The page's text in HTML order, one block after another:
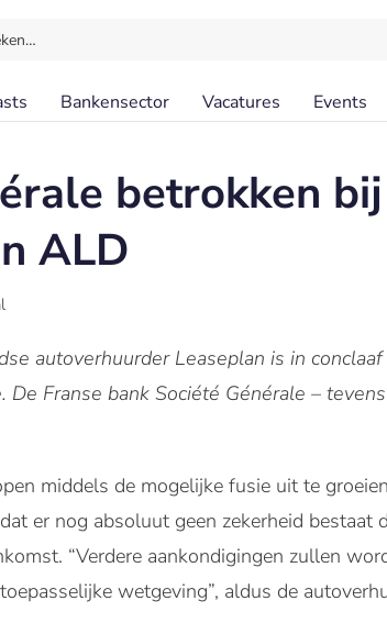
Bankensector Vacatures Events
betrokken
ALD
autoverhuurder Leaseplan is in
Franse bank Société Générale –
middels de mogelijke fusie uit te
er nog absoluut geen zekerheid bestaat
“Verdere aankondigingen zullen
wetgeving”, aldus de